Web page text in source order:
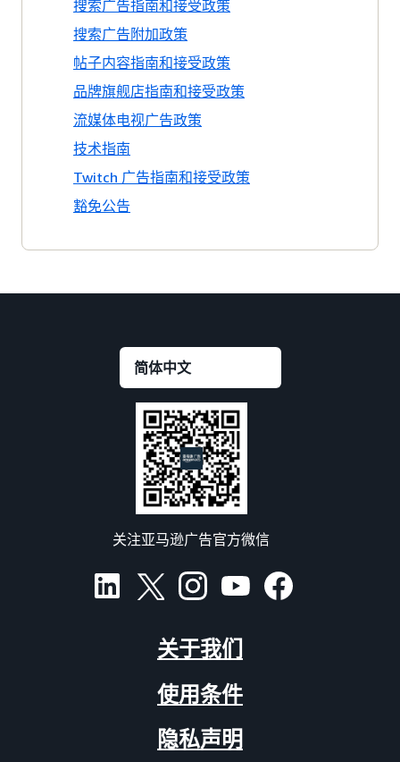
搜索广告指南和接受政策
搜索广告附加政策
帖子内容指南和接受政策
品牌旗舰店指南和接受政策
流媒体电视广告政策
技术指南
Twitch 广告指南和接受政策
豁免公告
关注亚马逊广告官方微信
关于我们
使用条件
隐私声明